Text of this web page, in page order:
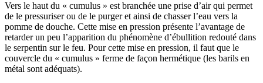
Vers le haut du « cumulus » est branchée une prise d’air qui permet
de le pressuriser ou de le purger et ainsi de chasser l’eau vers la
pomme de douche. Cette mise en pression présente l’avantage de
retarder un peu l’apparition du phénomène d’ébullition redouté dans
le serpentin sur le feu. Pour cette mise en pression, il faut que le
couvercle du « cumulus » ferme de façon hermétique (les barils en
métal sont adéquats).